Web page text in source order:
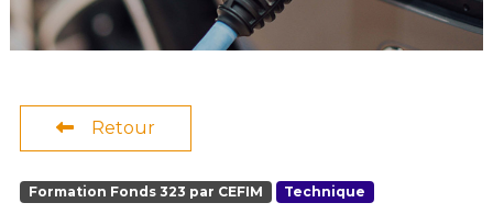
Retour
Formation Fonds 323 par CEFIM Technique